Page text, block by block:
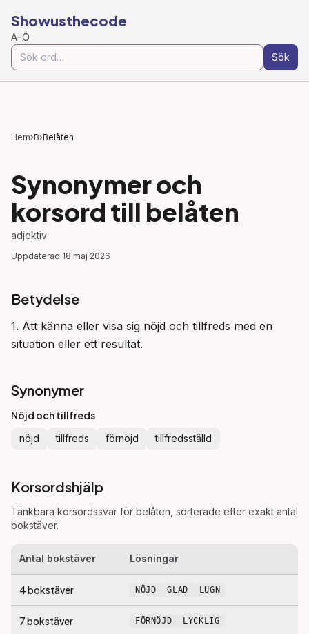
Showusthecode
A–Ö
Sök
Hem›B›Belåten
Synonymer och
korsord till belåten
adjektiv
Uppdaterad 18 maj 2026
Betydelse
1. Att känna eller visa sig nöjd och tillfreds med en
situation eller ett resultat.
Synonymer
Nöjd och tillfreds
nöjd tillfreds förnöjd tillfredsställd
Korsordshjälp
Tänkbara korsordssvar för belåten , sorterade efter exakt antal
bokstäver.
Antal bokstäver Lösningar
4bokstäver NÖJD GLAD LUGN
7bokstäver FÖRNÖJD LYCKLIG